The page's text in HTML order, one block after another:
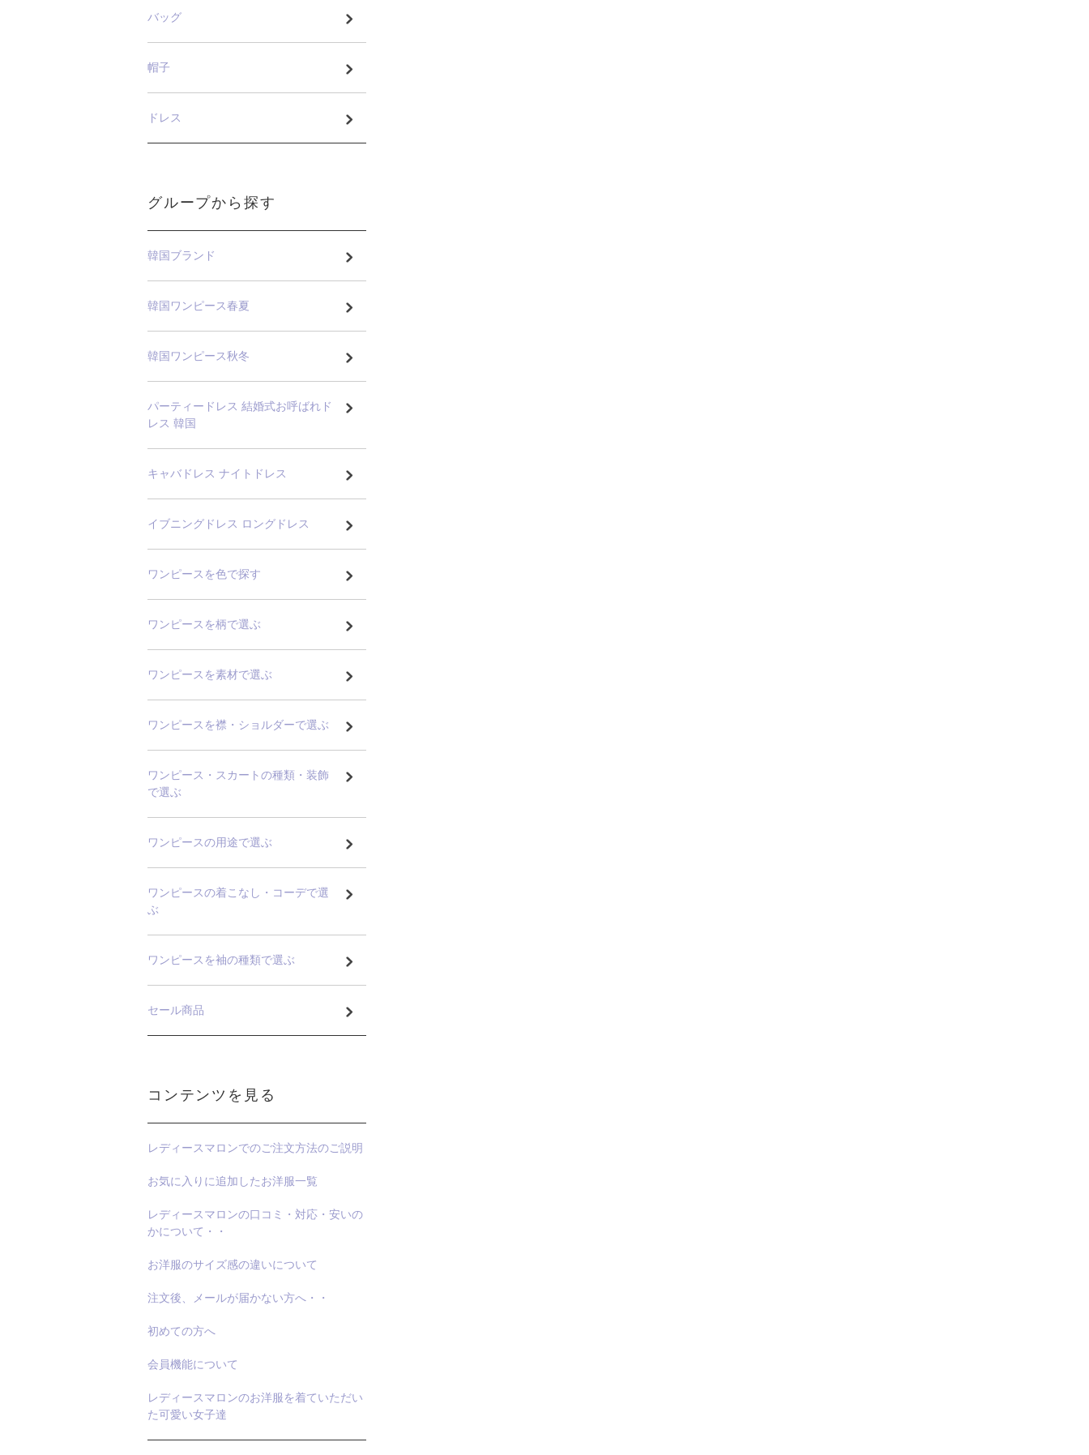
バッグ
帽子
ドレス
グループから探す
韓国ブランド
韓国ワンピース春夏
韓国ワンピース秋冬
パーティードレス 結婚式お呼ばれド
レス 韓国
キャバドレス ナイトドレス
イブニングドレス ロングドレス
ワンピースを色で探す
ワンピースを柄で選ぶ
ワンピースを素材で選ぶ
ワンピースを襟・ショルダーで選ぶ
ワンピース・スカートの種類・装飾
で選ぶ
ワンピースの用途で選ぶ
ワンピースの着こなし・コーデで選
ぶ
ワンピースを袖の種類で選ぶ
セール商品
コンテンツを見る
レディースマロンでのご注文方法のご説明
お気に入りに追加したお洋服一覧
レディースマロンの口コミ・対応・安いの
かについて・・
お洋服のサイズ感の違いについて
注文後、メールが届かない方へ・・
初めての方へ
会員機能について
レディースマロンのお洋服を着ていただい
た可愛い女子達